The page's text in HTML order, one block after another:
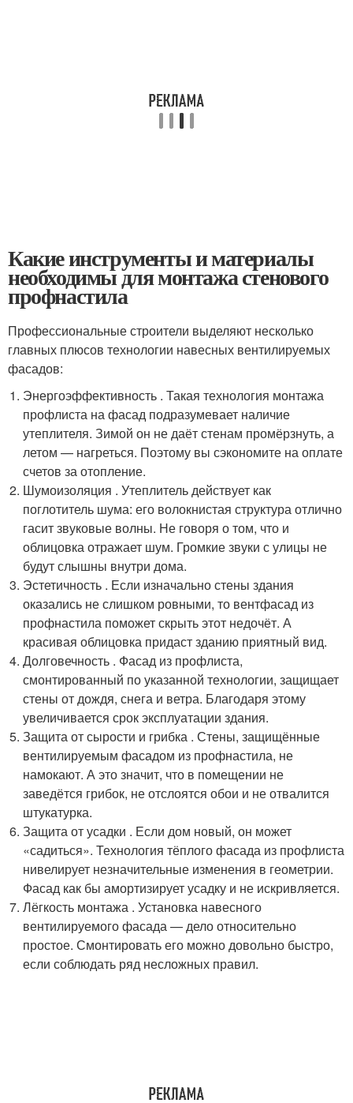
Какие инструменты и материалы
необходимы для монтажа стенового
профнастила
Профессиональные строители выделяют несколько
главных плюсов технологии навесных вентилируемых
фасадов:
Энергоэффективность . Такая технология монтажа
профлиста на фасад подразумевает наличие
утеплителя. Зимой он не даёт стенам промёрзнуть, а
летом — нагреться. Поэтому вы сэкономите на оплате
счетов за отопление.
Шумоизоляция . Утеплитель действует как
поглотитель шума: его волокнистая структура отлично
гасит звуковые волны. Не говоря о том, что и
облицовка отражает шум. Громкие звуки с улицы не
будут слышны внутри дома.
Эстетичность . Если изначально стены здания
оказались не слишком ровными, то вентфасад из
профнастила поможет скрыть этот недочёт. А
красивая облицовка придаст зданию приятный вид.
Долговечность . Фасад из профлиста,
смонтированный по указанной технологии, защищает
стены от дождя, снега и ветра. Благодаря этому
увеличивается срок эксплуатации здания.
Защита от сырости и грибка . Стены, защищённые
вентилируемым фасадом из профнастила, не
намокают. А это значит, что в помещении не
заведётся грибок, не отслоятся обои и не отвалится
штукатурка.
Защита от усадки . Если дом новый, он может
«садиться». Технология тёплого фасада из профлиста
нивелирует незначительные изменения в геометрии.
Фасад как бы амортизирует усадку и не искривляется.
Лёгкость монтажа . Установка навесного
вентилируемого фасада — дело относительно
простое. Смонтировать его можно довольно быстро,
если соблюдать ряд несложных правил.